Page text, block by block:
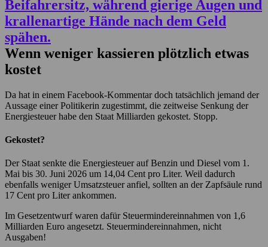
Wenn weniger kassieren plötzlich etwas
kostet
Da hat in einem Facebook-Kommentar doch tatsächlich jemand der
Aussage einer Politikerin zugestimmt, die zeitweise Senkung der
Energiesteuer habe den Staat Milliarden gekostet. Stopp.
Gekostet?
Der Staat senkte die Energiesteuer auf Benzin und Diesel vom 1.
Mai bis 30. Juni 2026 um 14,04 Cent pro Liter. Weil dadurch
ebenfalls weniger Umsatzsteuer anfiel, sollten an der Zapfsäule rund
17 Cent pro Liter ankommen.
Im Gesetzentwurf waren dafür Steuermindereinnahmen von 1,6
Milliarden Euro angesetzt. Steuermindereinnahmen, nicht
Ausgaben!